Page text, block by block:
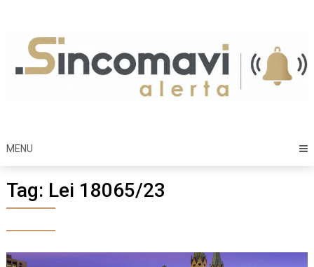
content
MENU
Tag: Lei 18065/23